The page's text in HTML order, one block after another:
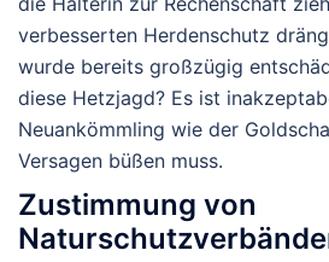
verbesserten Herdenschutz
wurde bereits großzügig
diese Hetzjagd? Es ist
Neuankömmling wie der
Versagen büßen muss.
Zustimmung von